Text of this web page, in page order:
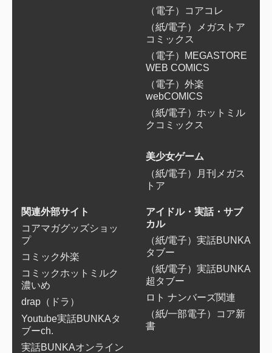
（電子）コアコレ
（紙/電子）メガストア
コミックス
（電子）MEGASTORE
WEB COMICS
（電子）外楽
webCOMICS
（紙/電子）ホットミル
クコミックス
美少女ゲーム
（紙/電子）月刊メガス
トア
関連外部サイト
コアマガグッズショッ
プ
コミック外楽
コミックホットミルク
濃いめ
drap（ドラ）
Youtube実話BUNKAタ
ブーch.
実話BUNKAオンライン
アイドル・実話・サブ
カル
（紙/電子）実話BUNKA
タブー
（紙/電子）実話BUNKA
超タブー
ロト ナンバーズ関連
（紙/一部電子）コア新
書